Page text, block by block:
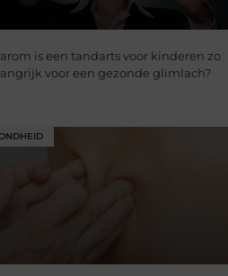
is een tandarts voor kinderen zo
voor een gezonde glimlach?